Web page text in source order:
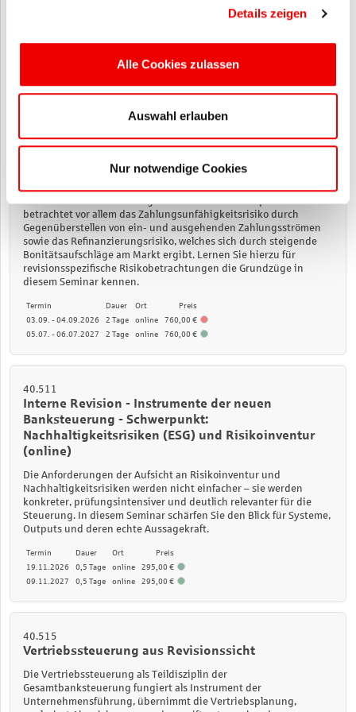
Details zeigen
Alle Cookies zulassen
Auswahl erlauben
Nur notwendige Cookies
40.510
Revisionssicht (online)
Marktpreisrisiken ergeben sich aus potenziellen Verlusten, die an
Marktparametern entstehen. In Sparkassen haben das
Zinsänderungsrisiko und dessen Auswirkungen auf die
Fristentransformation die größte Relevanz. Das Liquiditätsrisiko
betrachtet vor allem das Zahlungsunfähigkeitsrisiko durch
Gegenüberstellen von ein- und ausgehenden Zahlungsströmen
sowie das Refinanzierungsrisiko, welches sich durch steigende
Bonitätsaufschläge am Markt ergibt. Lernen Sie hierzu für
revisionsspezifische Risikobetrachtungen die Grundzüge in
diesem Seminar kennen.
Termin Dauer Ort
Preis
03.09. - 04.09.2026
2 Tage online
760,00 €
05.07. - 06.07.2027
2 Tage online 760,00 €
40.511
Interne Revision - Instrumente der neuen
Banksteuerung - Schwerpunkt:
Nachhaltigkeitsrisiken (ESG) und Risikoinventur
(online)
Die Anforderungen der Aufsicht an Risikoinventur und
Nachhaltigkeitsrisiken werden nicht einfacher – sie werden
konkreter, prüfungsintensiver und deutlich relevanter für die
Steuerung. In diesem Seminar schärfen Sie den Blick für Systeme,
Outputs und deren echte Aussagekraft.
Termin Dauer Ort
Preis
19.11.2026
0,5 Tage online
295,00 €
09.11.2027
0,5 Tage online 295,00 €
40.515
Vertriebssteuerung aus Revisionssicht
Die Vertriebssteuerung als Teildisziplin der
Gesamtbanksteuerung fungiert als Instrument der
Unternehmensführung, übernimmt die Vertriebsplanung,